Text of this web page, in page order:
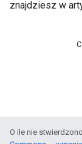
znajdziesz w
O ile nie